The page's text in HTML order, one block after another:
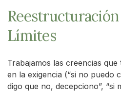
Límites
Trabajamos las creencias
en la exigencia (“si no puedo
digo que no, decepciono”, “si